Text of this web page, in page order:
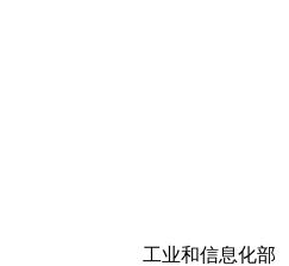
工业和信息化部